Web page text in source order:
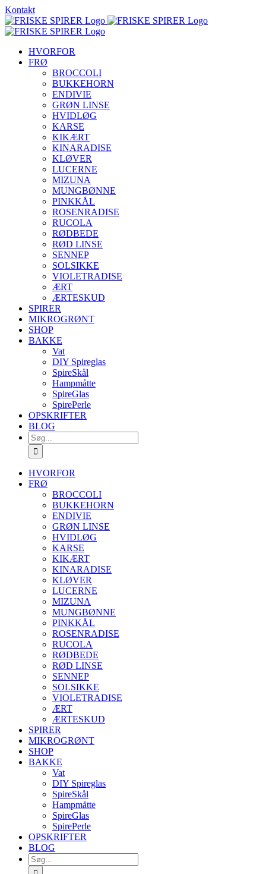
Skip
to
content
Kontakt
HVORFOR
FRØ
BROCCOLI
BUKKEHORN
ENDIVIE
GRØN LINSE
HVIDLØG
KARSE
KIKÆRT
KINARADISE
KLØVER
LUCERNE
MIZUNA
MUNGBØNNE
PINKKÅL
ROSENRADISE
RUCOLA
RØDBEDE
RØD LINSE
SENNEP
SOLSIKKE
VIOLETRADISE
ÆRT
ÆRTESKUD
SPIRER
MIKROGRØNT
SHOP
BAKKE
Vat
DIY Spireglas
SpireSkål
Hampmåtte
SpireGlas
SpirePerle
OPSKRIFTER
BLOG
Søg
efter:
HVORFOR
FRØ
BROCCOLI
BUKKEHORN
ENDIVIE
GRØN LINSE
HVIDLØG
KARSE
KIKÆRT
KINARADISE
KLØVER
LUCERNE
MIZUNA
MUNGBØNNE
PINKKÅL
ROSENRADISE
RUCOLA
RØDBEDE
RØD LINSE
SENNEP
SOLSIKKE
VIOLETRADISE
ÆRT
ÆRTESKUD
SPIRER
MIKROGRØNT
SHOP
BAKKE
Vat
DIY Spireglas
SpireSkål
Hampmåtte
SpireGlas
SpirePerle
OPSKRIFTER
BLOG
Søg
efter: